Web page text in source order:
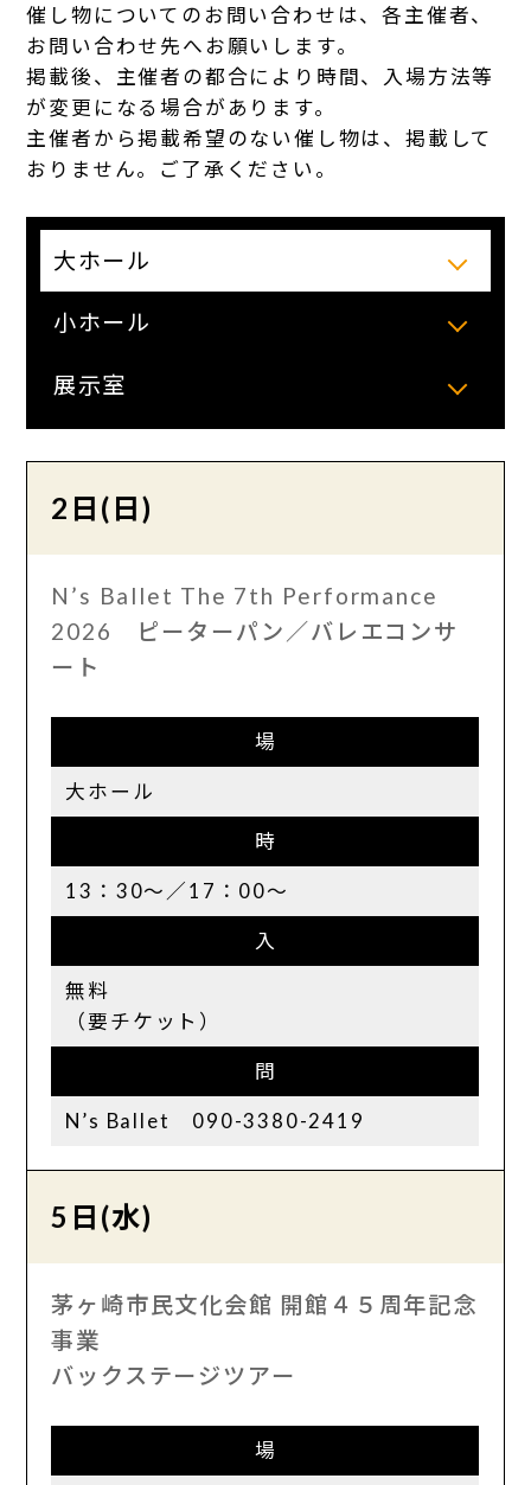
催し物についてのお問い合わせは、各主催者、
お問い合わせ先へお願いします。
掲載後、主催者の都合により時間、入場方法等
が変更になる場合があります。
主催者から掲載希望のない催し物は、掲載して
おりません。ご了承ください。
大ホール
小ホール
展示室
2日(日)
N’s Ballet The 7th Performance
2026 ピーターパン／バレエコンサ
ート
場
大ホール
時
13：30～／17：00～
入
無料
（要チケット）
問
N’s Ballet 090-3380-2419
5日(水)
茅ヶ崎市民文化会館 開館４５周年記念
事業
バックステージツアー
場